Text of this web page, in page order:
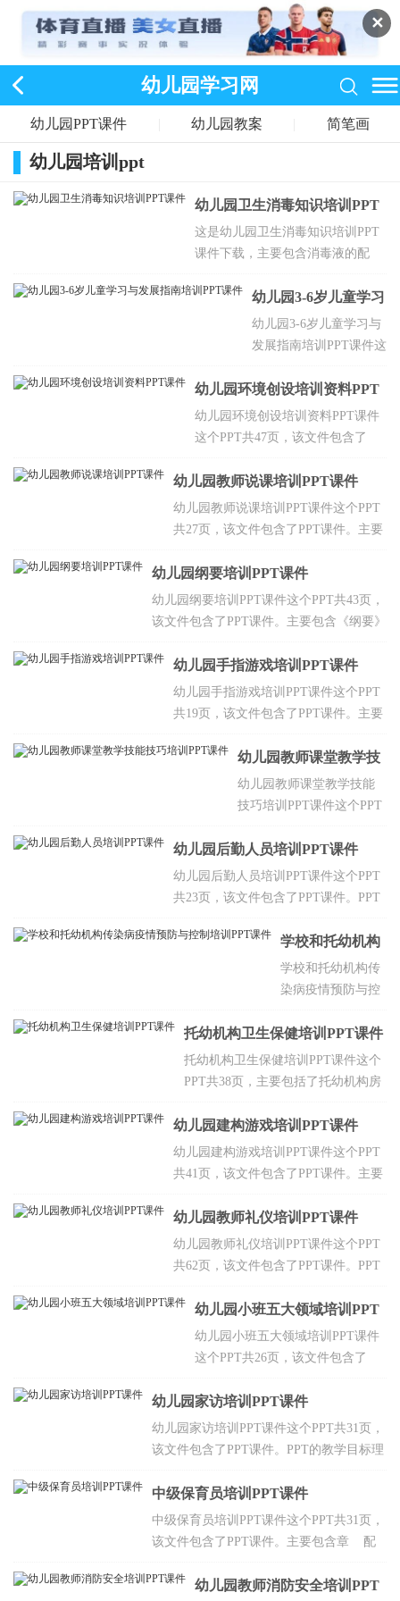
✕
幼儿园学习网
幼儿园PPT课件 幼儿园教案 简笔画
幼儿园培训ppt
幼儿园卫生消毒知识培训PPT
课件
这是幼儿园卫生消毒知识培训PPT
课件下载，主要包含消毒液的配
毒，水杯、餐具消毒等，欢迎点击
幼儿园3-6岁儿童学习
与发展指南培训PPT
课件
幼儿园3-6岁儿童学习与
发展指南培训PPT课件这
含了PPT课件。主要包含
内容结构解读，对策与
建议，对各年龄段幼儿
领域教育需特别注意事
幼儿园环境创设培训资料PPT
课件
幼儿园环境创设培训资料PPT课件
这个PPT共47页，该文件包含了
使幼儿进行多种形式和途径的学
习，能够满足幼儿活动、相互交
往、自主等需要，能够提供丰富的
幼儿园教师说课培训PPT课件
幼儿园教师说课培训PPT课件这个PPT
共27页，该文件包含了PPT课件。主要
求，“说课”与“上课” 的异同，说课的基
本格式，说课的技巧，说课注意事项
等，欢迎点击下载。
幼儿园纲要培训PPT课件
幼儿园纲要培训PPT课件这个PPT共43页，
该文件包含了PPT课件。主要包含《纲要》
要》的框架，《纲要》的依据、目的等，
欢迎点击下载。
幼儿园手指游戏培训PPT课件
幼儿园手指游戏培训PPT课件这个PPT
共19页，该文件包含了PPT课件。主要
的特点，手指游戏的教育价值，手指游
戏对幼儿发展的意义，开展手指游戏活
动的注意事项，等，欢迎点击下载。
幼儿园教师课堂教学技
能技巧培训PPT课件
幼儿园教师课堂教学技能
技巧培训PPT课件这个PPT
课件。PPT的教学目标培养
幼儿乐于动手动脑，从中
获得快乐的情绪体验，学
1是6,6添上1是7，感知6里
用较连贯的语言表达自己
的操作过程和结果。
幼儿园后勤人员培训PPT课件
幼儿园后勤人员培训PPT课件这个PPT
共23页，该文件包含了PPT课件。PPT
则，对幼儿实施体、智、德、美诸方面
全面发展的教育，促进其身心和谐发
学校和托幼机构
传染病疫情预防
与控制培训PPT
学校和托幼机构传
染病疫情预防与控
个PPT共87页，该
文件包含了PPT课
件。主要包含传染
感、手足口病、诺
发传染病，学校和
托幼机构传染病高
防与控制，学校和
托幼机构在疫情处
理工作中的职责，
和疫苗的补种等，
欢迎点击下载。
托幼机构卫生保健培训PPT课件
托幼机构卫生保健培训PPT课件这个
PPT共38页，主要包括了托幼机构房
构房屋建设及设施卫生保健要求，托
幼机构有关人员的职责，欢迎点击下
载。
幼儿园建构游戏培训PPT课件
幼儿园建构游戏培训PPT课件这个PPT
共41页，该文件包含了PPT课件。主要
建构活动开展的要素，建构的内容等，
欢迎点击下载。
幼儿园教师礼仪培训PPT课件
幼儿园教师礼仪培训PPT课件这个PPT
共62页，该文件包含了PPT课件。PPT
于事业的成功，有助于塑造良好的个人
形象。
幼儿园小班五大领域培训PPT
课件
幼儿园小班五大领域培训PPT课件
这个PPT共26页，该文件包含了
用游戏形式激发幼儿表达的愿望，
关注幼儿的表达中的个体差异，有
针对性地进行指导，鼓励幼儿大胆
幼儿园家访培训PPT课件
幼儿园家访培训PPT课件这个PPT共31页，
该文件包含了PPT课件。PPT的教学目标理
则和策略。
中级保育员培训PPT课件
中级保育员培训PPT课件这个PPT共31页，
该文件包含了PPT课件。主要包含章 配
教育活动，安全工作等，欢迎点击下载。
幼儿园教师消防安全培训PPT